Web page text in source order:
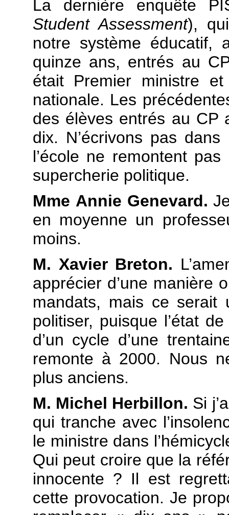
La dernière enquête
Student Assessment),
notre système
quinze ans, entrés au
était Premier ministre
nationale. Les
des élèves entrés au CP
dix. N’écrivons pas
l’école ne remontent
supercherie politique.
Mme Annie Genevard.
en moyenne un
moins.
M. Xavier Breton.
apprécier d’une manière
mandats, mais ce
politiser, puisque l’état
d’un cycle d’une
remonte à 2000. Nous
plus anciens.
M. Michel Herbillon. Si
qui tranche avec
le ministre dans
Qui peut croire que la
innocente ? Il est
cette provocation. Je